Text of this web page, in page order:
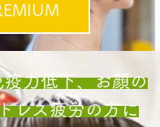
力低下、お顔の
レス疲労の方に